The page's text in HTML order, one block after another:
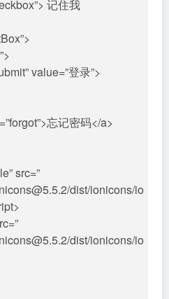
记住我
value=”登录”>
忘记密码</a>
src=”
dist/ionicons/io
dist/ionicons/io